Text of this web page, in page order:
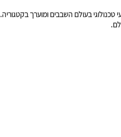
בעולם השבבים ומוערך בקטגוריה.